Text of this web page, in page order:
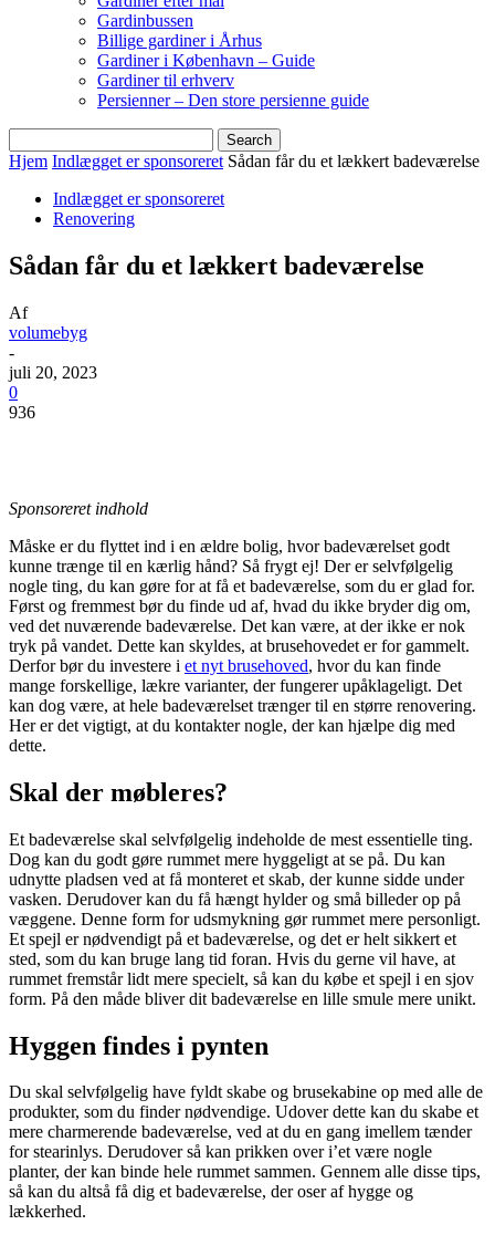
Gardinbussen
Billige gardiner i Århus
Gardiner i København – Guide
Gardiner til erhverv
Persienner – Den store persienne guide
Hjem Indlægget er sponsoreret Sådan får du et lækkert badeværelse
Indlægget er sponsoreret
Renovering
Sådan får du et lækkert badeværelse
Af
volumebyg
-
juli 20, 2023
0
936
Sponsoreret indhold
Måske er du flyttet ind i en ældre bolig, hvor badeværelset godt
kunne trænge til en kærlig hånd? Så frygt ej! Der er selvfølgelig
nogle ting, du kan gøre for at få et badeværelse, som du er glad for.
Først og fremmest bør du finde ud af, hvad du ikke bryder dig om,
ved det nuværende badeværelse. Det kan være, at der ikke er nok
tryk på vandet. Dette kan skyldes, at brusehovedet er for gammelt.
Derfor bør du investere i et nyt brusehoved, hvor du kan finde
mange forskellige, lækre varianter, der fungerer upåklageligt. Det
kan dog være, at hele badeværelset trænger til en større renovering.
Her er det vigtigt, at du kontakter nogle, der kan hjælpe dig med
dette.
Skal der møbleres?
Et badeværelse skal selvfølgelig indeholde de mest essentielle ting.
Dog kan du godt gøre rummet mere hyggeligt at se på. Du kan
udnytte pladsen ved at få monteret et skab, der kunne sidde under
vasken. Derudover kan du få hængt hylder og små billeder op på
væggene. Denne form for udsmykning gør rummet mere personligt.
Et spejl er nødvendigt på et badeværelse, og det er helt sikkert et
sted, som du kan bruge lang tid foran. Hvis du gerne vil have, at
rummet fremstår lidt mere specielt, så kan du købe et spejl i en sjov
form. På den måde bliver dit badeværelse en lille smule mere unikt.
Hyggen findes i pynten
Du skal selvfølgelig have fyldt skabe og brusekabine op med alle de
produkter, som du finder nødvendige. Udover dette kan du skabe et
mere charmerende badeværelse, ved at du en gang imellem tænder
for stearinlys. Derudover så kan prikken over i’et være nogle
planter, der kan binde hele rummet sammen. Gennem alle disse tips,
så kan du altså få dig et badeværelse, der oser af hygge og
lækkerhed.